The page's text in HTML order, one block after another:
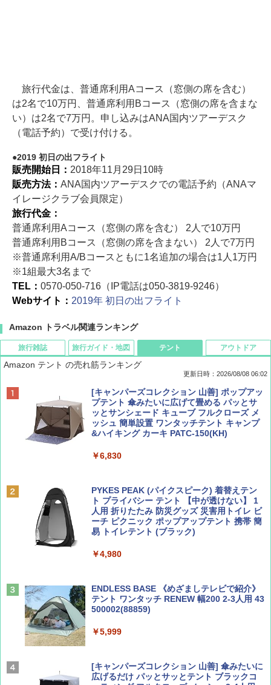
旅行代金は、普通席利用Aコース（窓側の席を含む）
は2名で10万円、普通席利用Bコース（窓側の席を含まな
い）は2名で7万円。申し込みはANA国内ツアーデスク
（電話予約）で受け付ける。
2019 初日の出フライト
販売開始日： 2018年11月29日10時
販売方法： ANA国内ツアーデスクでの電話予約（ANAマ
イレージクラブ会員限定）
旅行代金：
普通席利用Aコース（窓側の席を含む） 2人で10万円
普通席利用Bコース（窓側の席を含まない） 2人で7万円
※普通席利用A/Bコースともに1名追加の場合は1人1万円
※1組最大3名まで
TEL： 0570-050-716（IP電話は050-3819-9246）
Webサイト： 2019年 初日の出フライト
Amazon トラベル関連ランキング
旅行雑誌
BE-PAL(ビ-パル) 2026年 9 月号【特別付録:
SOTO ミニマル"旅"財布 ランダム2種】
￥1,500
￥713
旅行ガイド・地図
D40 地球の歩き方 チェンマイ タイ北部の魅
力的な町 2026～2027 地球の歩き方D アジア
￥2,079
￥2,695
球の歩き方A ヨーロッパ
テント
Amazon テント の売れ筋ランキング
更新日時：2026/08/08 06:02
[キャンパーズコレクション 山善] ポップアッ
プテント 傘みたいに広げて畳める パッとサ
ッとサンシェード キューブ フルクローズ メ
ッシュ 簡単設置 ワンタッチテント キャンプ
&ハイキング カーキ PATC-150(KH)
￥6,830
PYKES PEAK (パイクスピーク) 着替えテン
ト プライバシー テント 【中が透けない】 1
人用 折りたたみ 防災グッズ 災害用トイレ ビ
ーチ ピクニック ポップアップテント 携帯 簡
易 トイレテント (ブラック)
￥4,980
ENDLESS BASE 《めざましテレビで紹介》
テント ワンタッチ RENEW 幅200 2-3人用 43
500002(88859)
￥5,999
[キャンパーズコレクション 山善] 傘みたいに
広げるだけ パッとサッとテント ブラックコ
アウトドア